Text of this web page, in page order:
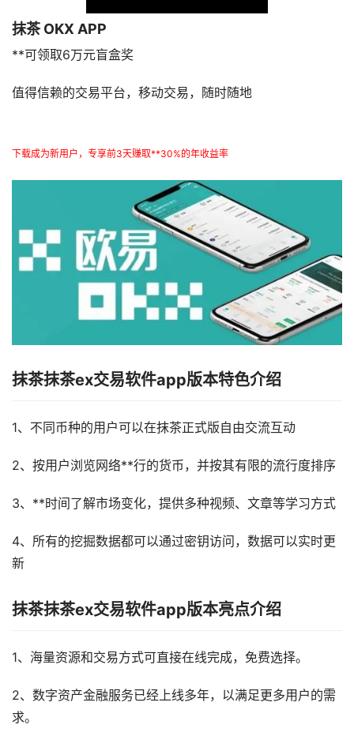
抹茶 OKX APP
**可领取6万元盲盒奖
值得信赖的交易平台，移动交易，随时随地
下载成为新用户，专享前3天赚取**30%的年收益率
抹茶抹茶ex交易软件app版本特色介绍
1、不同币种的用户可以在抹茶正式版自由交流互动
2、按用户浏览网络**行的货币，并按其有限的流行度排序
3、**时间了解市场变化，提供多种视频、文章等学习方式
4、所有的挖掘数据都可以通过密钥访问，数据可以实时更
新
抹茶抹茶ex交易软件app版本亮点介绍
1、海量资源和交易方式可直接在线完成，免费选择。
2、数字资产金融服务已经上线多年，以满足更多用户的需
求。